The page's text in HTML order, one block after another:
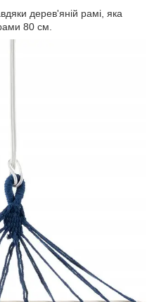
дерев'яній рамі, яка
80 см.